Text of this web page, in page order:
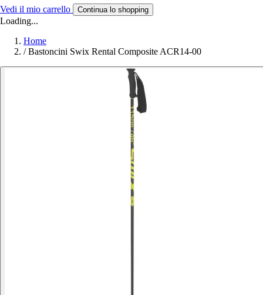
Vedi il mio carrello Continua lo shopping
Loading...
Home
/ Bastoncini Swix Rental Composite ACR14-00